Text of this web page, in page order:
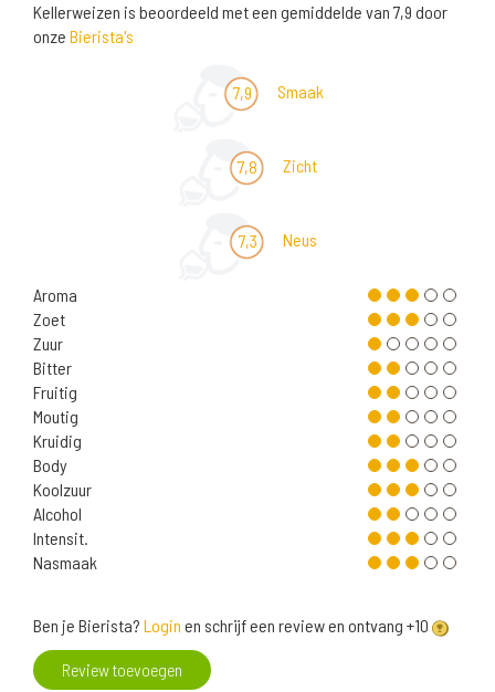
Kellerweizen is beoordeeld met een gemiddelde van 7,9 door
onze Bierista's
7,9 Smaak
7,8 Zicht
7,3 Neus
Aroma
Zoet
Zuur
Bitter
Fruitig
Moutig
Kruidig
Body
Koolzuur
Alcohol
Intensit.
Nasmaak
Ben je Bierista? Login en schrijf een review en ontvang +10
Review toevoegen